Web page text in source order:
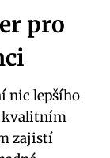
pro
nic lepšího
kvalitním
zajistí